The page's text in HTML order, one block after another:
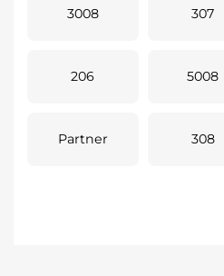
3008 307
206 5008
Partner 308